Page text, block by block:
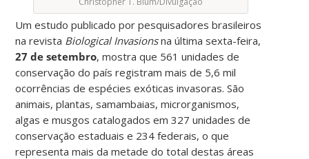
Um estudo publicado por pesquisadores brasileiros
na revista Biological Invasionsna última sexta-feira,
27 de setembro, mostra que 561 unidades de
conservação do país registram mais de 5,6 mil
ocorrências de espécies exóticas invasoras. São
animais, plantas, samambaias, microrganismos,
algas e musgos catalogados em 327 unidades de
conservação estaduais e 234 federais, o que
representa mais da metade do total destas áreas